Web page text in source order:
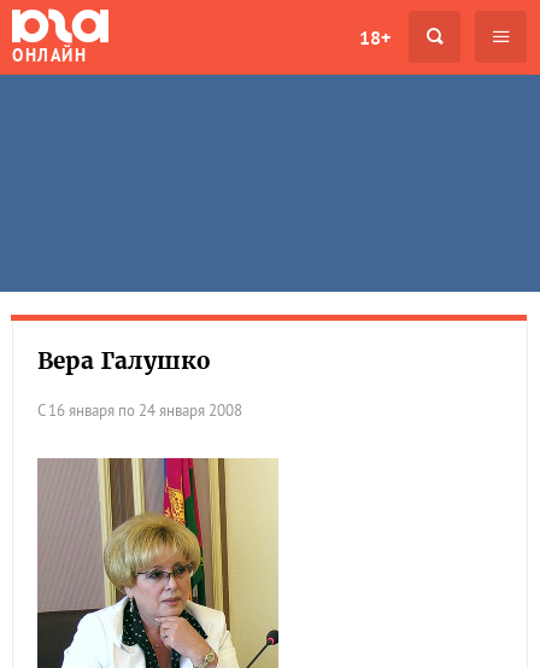
ОНЛАЙН
18+
Вера Галушко
С 16 января по 24 января 2008